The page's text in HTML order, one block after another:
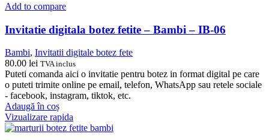
Add to compare
Invitatie digitala botez fetite – Bambi – IB-06
Bambi, Invitatii digitale botez fete
80.00 lei TVA inclus
Puteti comanda aici o invitatie pentru botez in format digital pe care
o puteti trimite online pe email, telefon, WhatsApp sau retele sociale
- facebook, instagram, tiktok, etc.
Adaugă în coș
Vizualizare rapida